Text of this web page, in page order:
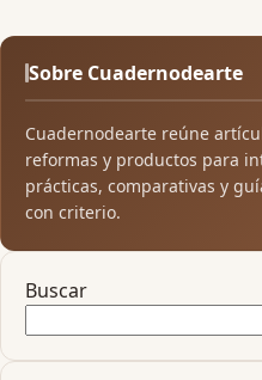
Sobre Cuadernodearte
Cuadernodearte reúne
reformas y productos para
prácticas, comparativas y
con criterio.
Buscar